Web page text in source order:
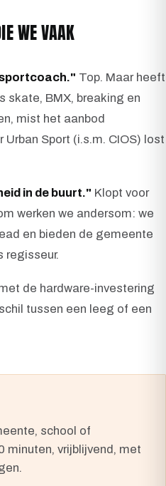
WE VAAK
Top. Maar heeft
skate, BMX, breaking en
mist het aanbod
Sport (i.s.m. CIOS) lost
in de buurt." Klopt voor
werken we andersom: we
en bieden de gemeente
regisseur.
de hardware-investering
tussen een leeg of een
school of
minuten, vrijblijvend, met